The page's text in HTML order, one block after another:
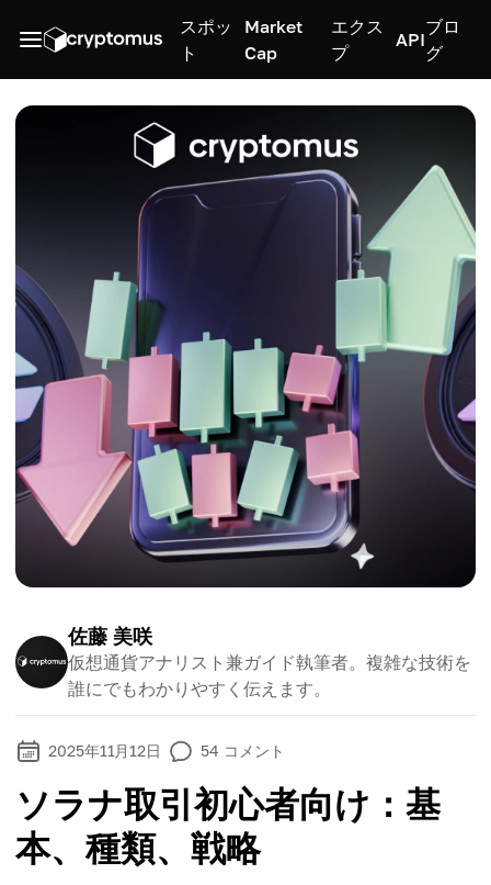
スポッ
ト
Market
Cap
エクス
プ
API
ブロ
グ
佐藤 美咲
仮想通貨アナリスト兼ガイド執筆者。複雑な技術を
誰にでもわかりやすく伝えます。
2025年11月12日 54 コメント
ソラナ取引初心者向け：基
本、種類、戦略